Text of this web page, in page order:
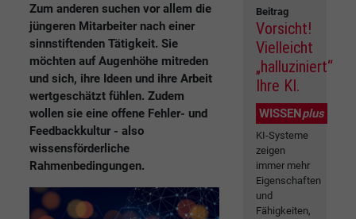
Zum anderen suchen vor allem die
jüngeren Mitarbeiter nach einer
sinnstiftenden Tätigkeit. Sie
möchten auf Augenhöhe mitreden
und sich, ihre Ideen und ihre Arbeit
wertgeschätzt fühlen. Zudem
wollen sie eine offene Fehler- und
Feedbackkultur - also
wissensförderliche
Rahmenbedingungen.
Beitrag
Vorsicht!
Vielleicht
„halluziniert“
Ihre KI.
WISSENplus
KI-Systeme
zeigen
immer mehr
Eigenschaften
und
Fähigkeiten,